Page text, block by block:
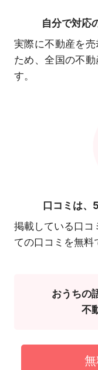
自分で対応
実際に不動産を
ため、全国の不
す。
口コミは、
掲載している口
ての口コミを無料
おうちの
不